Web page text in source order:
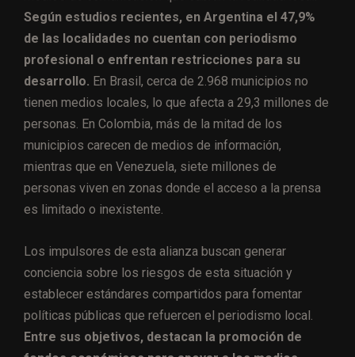
Según estudios recientes, en Argentina el 47,9%
de las localidades no cuentan con periodismo
profesional o enfrentan restricciones para su
desarrollo. En Brasil, cerca de 2.968 municipios no
tienen medios locales, lo que afecta a 29,3 millones de
personas. En Colombia, más de la mitad de los
municipios carecen de medios de información,
mientras que en Venezuela, siete millones de
personas viven en zonas donde el acceso a la prensa
es limitado o inexistente.
Los impulsores de esta alianza buscan generar
conciencia sobre los riesgos de esta situación y
establecer estándares compartidos para fomentar
políticas públicas que refuercen el periodismo local.
Entre sus objetivos, destacan la promoción de